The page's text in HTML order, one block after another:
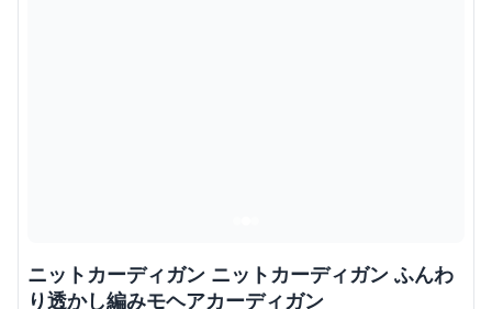
ニットカーディガン ニットカーディガン ふんわ
り透かし編みモヘアカーディガン